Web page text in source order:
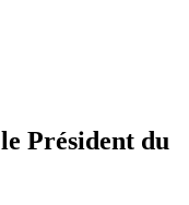
Président du